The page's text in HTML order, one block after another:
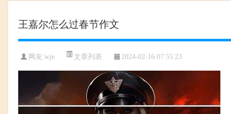
王嘉尔怎么过春节作文
网友:wje 文章列表 2024-02-16 07:55:23